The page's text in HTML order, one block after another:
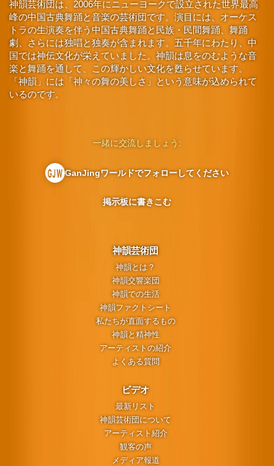
神韻芸術団は、2006年にニューヨークで設立された世界最高
峰の中国古典舞踊と音楽の芸術団です。演目には、オーケス
トラの生演奏を伴う中国古典舞踊と民族・民間舞踊、舞踊
劇、さらには独唱と独奏が含まれます。五千年にわたり、中
国では神伝文化が栄えていました。神韻は息をのむような音
楽と舞踊を通して、この輝かしい文化を甦らせています。
「神韻」には「神々の舞の美しさ」という意味が込められて
いるのです。
神韻芸術団
神韻とは？
神韻交響楽団
神韻での生活
神韻ファクトシート
私たちが直面するもの
神韻と精神性
アーティストの紹介
よくある質問
ビデオ
最新リスト
神韻芸術団について
アーティスト紹介
観客の声
メディア報道
一緒に交流しましょう:
GanJingワールドでフォローしてください
掲示板に書きこむ